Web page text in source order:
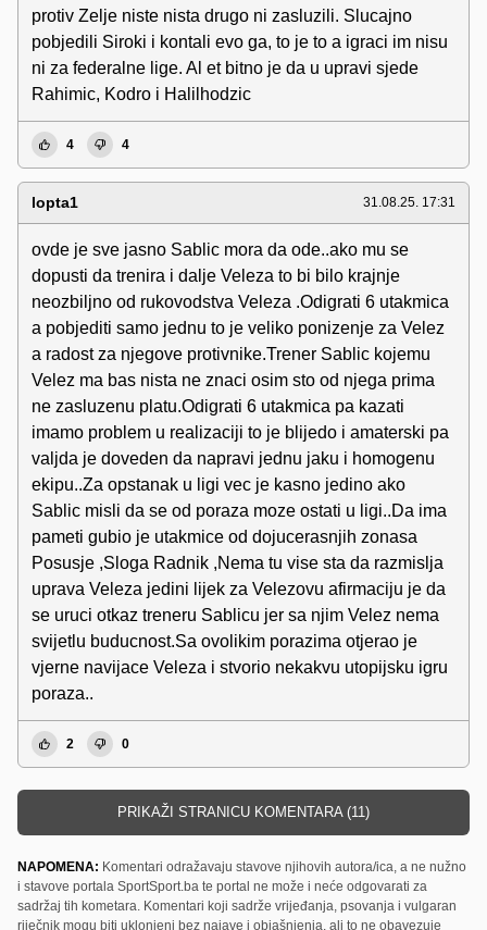
protiv Zelje niste nista drugo ni zasluzili. Slucajno
pobjedili Siroki i kontali evo ga, to je to a igraci im nisu
ni za federalne lige. Al et bitno je da u upravi sjede
Rahimic, Kodro i Halilhodzic
4 4
lopta1 31.08.25. 17:31
ovde je sve jasno Sablic mora da ode..ako mu se
dopusti da trenira i dalje Veleza to bi bilo krajnje
neozbiljno od rukovodstva Veleza .Odigrati 6 utakmica
a pobjediti samo jednu to je veliko ponizenje za Velez
a radost za njegove protivnike.Trener Sablic kojemu
Velez ma bas nista ne znaci osim sto od njega prima
ne zasluzenu platu.Odigrati 6 utakmica pa kazati
imamo problem u realizaciji to je blijedo i amaterski pa
valjda je doveden da napravi jednu jaku i homogenu
ekipu..Za opstanak u ligi vec je kasno jedino ako
Sablic misli da se od poraza moze ostati u ligi..Da ima
pameti gubio je utakmice od dojucerasnjih zonasa
Posusje ,Sloga Radnik ,Nema tu vise sta da razmislja
uprava Veleza jedini lijek za Velezovu afirmaciju je da
se uruci otkaz treneru Sablicu jer sa njim Velez nema
svijetlu buducnost.Sa ovolikim porazima otjerao je
vjerne navijace Veleza i stvorio nekakvu utopijsku igru
poraza..
2 0
PRIKAŽI STRANICU KOMENTARA (11)
NAPOMENA: Komentari odražavaju stavove njihovih autora/ica, a ne nužno
i stavove portala SportSport.ba te portal ne može i neće odgovarati za
sadržaj tih kometara. Komentari koji sadrže vrijeđanja, psovanja i vulgaran
riječnik mogu biti uklonjeni bez najave i objašnjenja, ali to ne obavezuje